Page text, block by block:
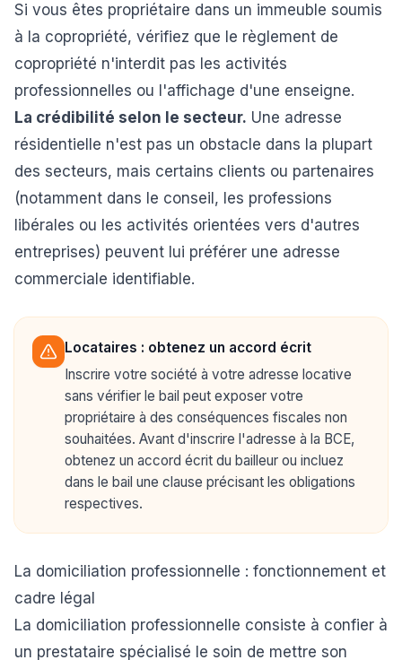
Si vous êtes propriétaire dans un immeuble soumis
à la copropriété, vérifiez que le règlement de
copropriété n'interdit pas les activités
professionnelles ou l'affichage d'une enseigne.
La crédibilité selon le secteur. Une adresse
résidentielle n'est pas un obstacle dans la plupart
des secteurs, mais certains clients ou partenaires
(notamment dans le conseil, les professions
libérales ou les activités orientées vers d'autres
entreprises) peuvent lui préférer une adresse
commerciale identifiable.
Locataires : obtenez un accord écrit
Inscrire votre société à votre adresse locative
sans vérifier le bail peut exposer votre
propriétaire à des conséquences fiscales non
souhaitées. Avant d'inscrire l'adresse à la BCE,
obtenez un accord écrit du bailleur ou incluez
dans le bail une clause précisant les obligations
respectives.
La domiciliation professionnelle : fonctionnement et
cadre légal
La domiciliation professionnelle consiste à confier à
un prestataire spécialisé le soin de mettre son